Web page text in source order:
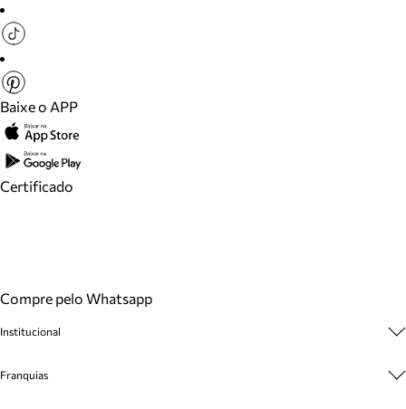
Baixe o APP
Certificado
Compre pelo Whatsapp
Institucional
Cashback
Franquias